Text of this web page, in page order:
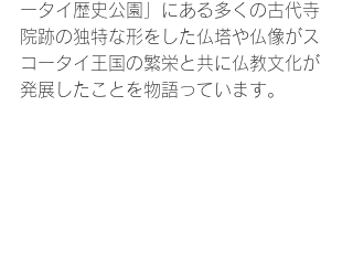
ータイ歴史公園」にある多くの古代寺
院跡の独特な形をした仏塔や仏像がス
コータイ王国の繁栄と共に仏教文化が
発展したことを物語っています。